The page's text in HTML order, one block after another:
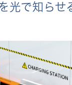
光で知らせ